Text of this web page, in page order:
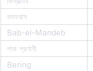
বসফরাস
Bab-el-Mandeb
পাক প্রণালী
Bering